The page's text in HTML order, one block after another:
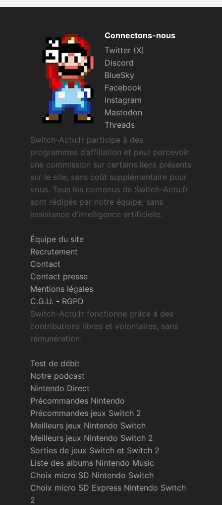
Connectons-nous
Twitter (X)
Discord
BlueSky
Facebook
Instagram
Mastodon
Threads
Switch-Actu.fr participe à des
programmes d’affiliation et peut percevoir
une commission sur certains liens présents
sur le site, sans coût supplémentaire pour
vous. Tous les contenus de Switch-Actu.fr
sont rédigés par notre équipe, sans
assistance d’intelligence artificielle.
Équipe du site
Recrutement
Contact
Contact presse
Mentions légales
C.G.U. - RGPD
Switch-Actu.fr fonctionne grâce à des
contributions libres et volontaires, sans
rémunération.
Test de débit
Notre podcast
Nintendo Direct
Précommandes Nintendo
Précommandes jeux Switch 2
Meilleurs jeux Nintendo Switch
Meilleurs jeux Nintendo Switch 2
Sorties de jeux Switch et Switch 2
Liste des albums Nintendo Music
Choix micro SD Nintendo Switch
Choix micro SD Express Nintendo Switch
2